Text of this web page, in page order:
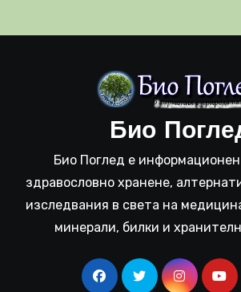
Био
Био Поглед е
здравословно хранене,
изследвания в света на
минерали, билки и